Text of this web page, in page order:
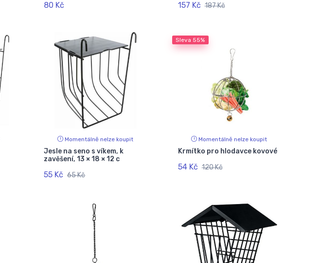
80 Kč 157 Kč 187 Kč
Momentálně nelze koupit
Jesle na seno s víkem, k
zavěšení, 13 × 18 × 12 c
55 Kč 65 Kč
Sleva 55%
Momentálně nelze koupit
Krmítko pro hlodavce kovové
54 Kč 120 Kč